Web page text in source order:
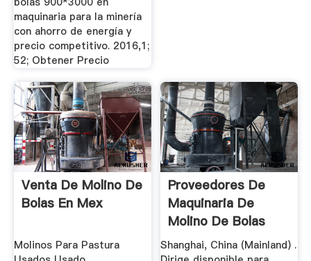
maquinaria para la minería
con ahorro de energía y
precio competitivo. 2016,1;
52; Obtener Precio
Venta De Molino De
Bolas En Mex
Molinos Para Pastura
Proveedores De
Maquinaria De
Molino De Bolas
China En Mexico
Shanghai, China (Mainland) .